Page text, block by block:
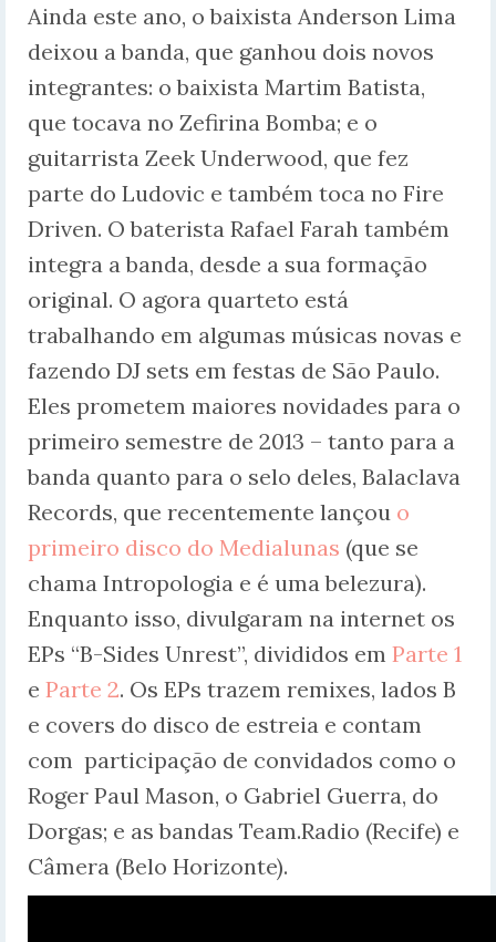
Ainda este ano, o baixista Anderson Lima
deixou a banda, que ganhou dois novos
integrantes: o baixista Martim Batista,
que tocava no Zefirina Bomba; e o
guitarrista Zeek Underwood, que fez
parte do Ludovic e também toca no Fire
Driven. O baterista Rafael Farah também
integra a banda, desde a sua formação
original. O agora quarteto está
trabalhando em algumas músicas novas e
fazendo DJ sets em festas de São Paulo.
Eles prometem maiores novidades para o
primeiro semestre de 2013 – tanto para a
banda quanto para o selo deles, Balaclava
Records, que recentemente lançou o
primeiro disco do Medialunas (que se
chama Intropologia e é uma belezura).
Enquanto isso, divulgaram na internet os
EPs “B-Sides Unrest”, divididos em Parte 1
e Parte 2. Os EPs trazem remixes, lados B
e covers do disco de estreia e contam
com participação de convidados como o
Roger Paul Mason, o Gabriel Guerra, do
Dorgas; e as bandas Team.Radio (Recife) e
Câmera (Belo Horizonte).